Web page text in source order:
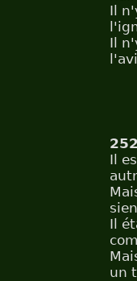
Il
Il
Il
Il
un